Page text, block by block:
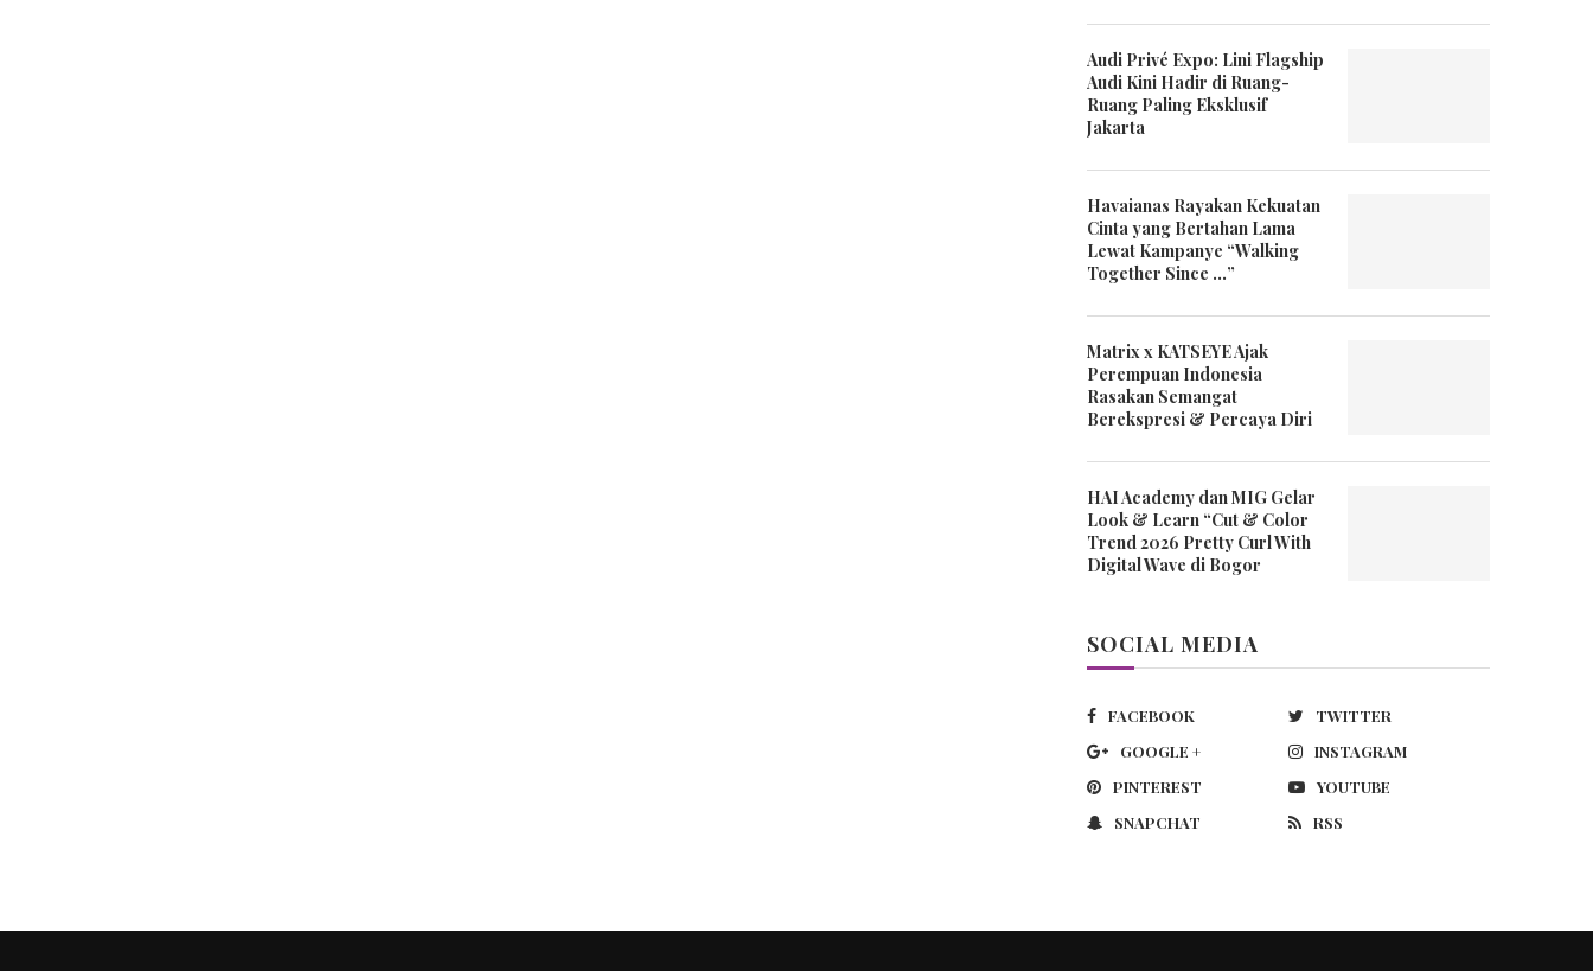
Audi Privé Expo: Lini Flagship
Audi Kini Hadir di Ruang-
Ruang Paling Eksklusif
Jakarta
Havaianas Rayakan Kekuatan
Cinta yang Bertahan Lama
Lewat Kampanye “Walking
Together Since …”
Matrix x KATSEYE Ajak
Perempuan Indonesia
Rasakan Semangat
Berekspresi & Percaya Diri
HAI Academy dan MIG Gelar
Look & Learn “Cut & Color
Trend 2026 Pretty Curl With
Digital Wave di Bogor
SOCIAL MEDIA
FACEBOOK
TWITTER
GOOGLE +
INSTAGRAM
PINTEREST
YOUTUBE
SNAPCHAT
RSS